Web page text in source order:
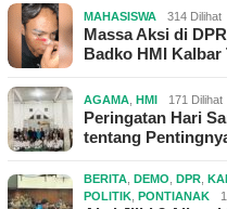
MAHASISWA 314 Dilihat
Massa Aksi di
Badko HMI
AGAMA HMI 171 Dilihat
Peringatan Hari
tentang
BERITA DEMO DPR
POLITIK PONTIANAK